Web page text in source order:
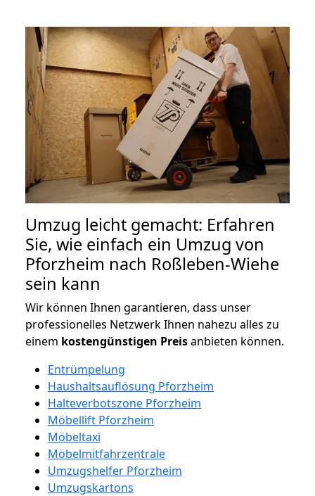
Umzug leicht gemacht: Erfahren
Sie, wie einfach ein Umzug von
Pforzheim nach Roßleben-Wiehe
sein kann
Wir können Ihnen garantieren, dass unser
professionelles Netzwerk Ihnen nahezu alles zu
einem kostengünstigen Preisanbieten können.
Entrümpelung
Haushaltsauflösung Pforzheim
Halteverbotszone Pforzheim
Möbellift Pforzheim
Möbeltaxi
Möbelmitfahrzentrale
Umzugshelfer Pforzheim
Umzugskartons